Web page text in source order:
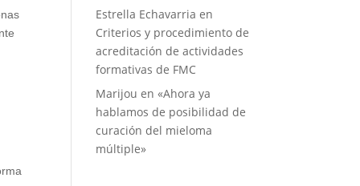
Estrella Echavarria en
Criterios y procedimiento de
acreditación de actividades
formativas de FMC
Marijou en«Ahora ya
hablamos de posibilidad de
curación del mieloma
múltiple»